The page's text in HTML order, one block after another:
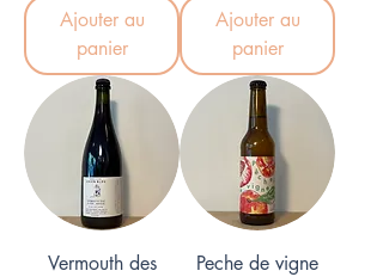
p
a
r
1
L
i
r
e
Ajouter au
panier
1
t
r
Ajouter au
panier
Vermouth des
Peche de vigne